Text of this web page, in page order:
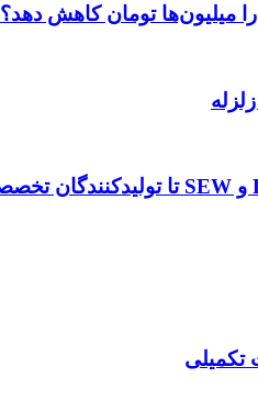
میلیون‌ها تومان کاهش دهد؟
تکمیلی